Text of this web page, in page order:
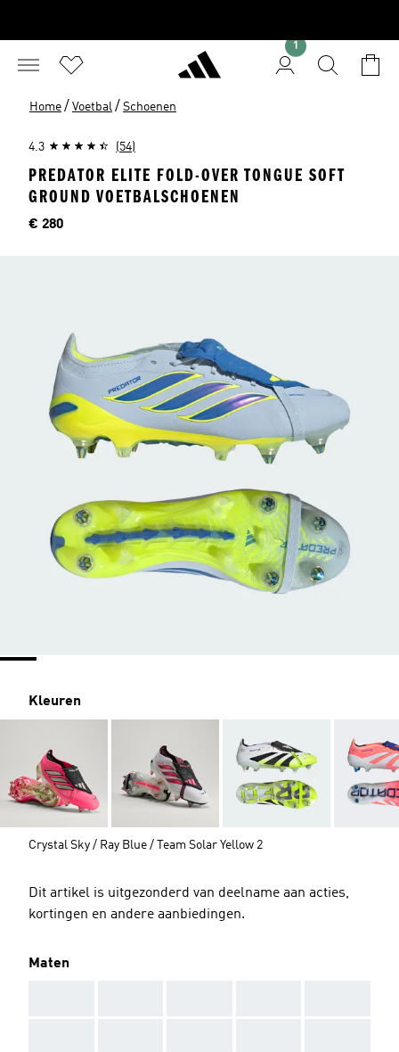
1
Home / Voetbal / Schoenen
4.3 (54)
PREDATOR ELITE FOLD-OVER TONGUE SOFT
GROUND VOETBALSCHOENEN
Prijs
€ 280
Kleuren
Crystal Sky / Ray Blue / Team Solar Yellow 2
Dit artikel is uitgezonderd van deelname aan acties,
kortingen en andere aanbiedingen.
Maten